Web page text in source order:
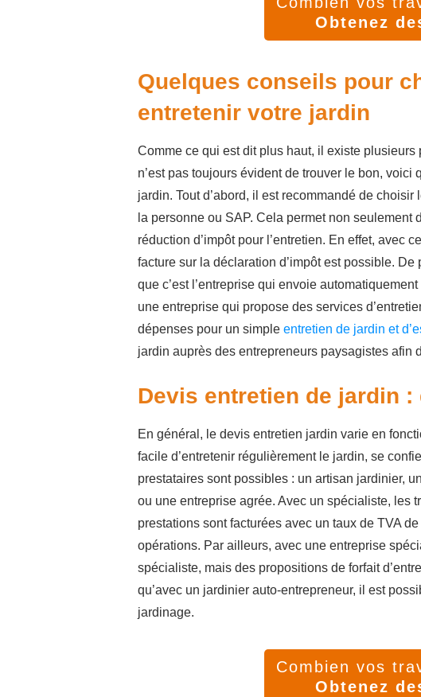
Obtenez
Quelques conseils pour
entretenir votre jardin
Comme ce qui est dit plus haut, il existe plusieurs
n’est pas toujours évident de trouver le bon,
jardin. Tout d’abord, il est recommandé de
la personne ou SAP. Cela permet non
réduction d’impôt pour l’entretien. En effet, avec
facture sur la déclaration d’impôt est possible.
que c’est l’entreprise qui envoie
une entreprise qui propose des services
dépenses pour un simple entretien de jardin et
jardin auprès des entrepreneurs paysagistes afin
Devis entretien de jardin
En général, le devis entretien jardin varie en
facile d’entretenir régulièrement le jardin, se
prestataires sont possibles : un artisan jardinier,
ou une entreprise agrée. Avec un spécialiste, les
prestations sont facturées avec un taux de TVA
opérations. Par ailleurs, avec une entreprise
spécialiste, mais des propositions de forfait
qu’avec un jardinier auto-entrepreneur, il est
jardinage.
Combien vos
Obtenez